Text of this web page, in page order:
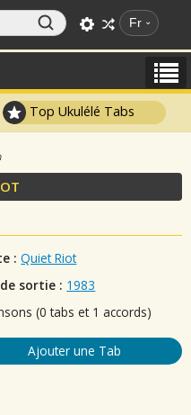
Fr
Top Ukulélé Tabs
: Quiet Riot
sortie : 1983
(0 tabs et 1 accords)
Ajouter une Tab